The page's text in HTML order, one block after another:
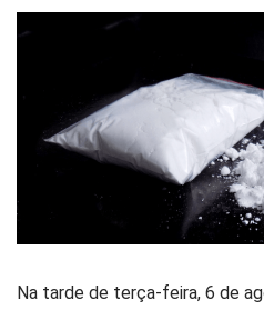
Na tarde de terça-feira, 6 de